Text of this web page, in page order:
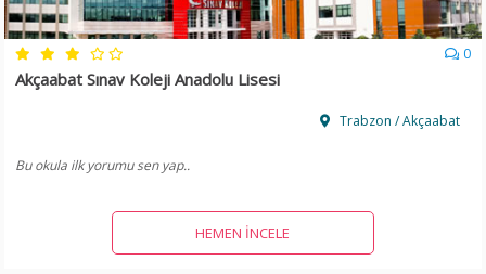
0
Akçaabat Sınav Koleji Anadolu Lisesi
Trabzon / Akçaabat
Bu okula ilk yorumu sen yap..
HEMEN İNCELE